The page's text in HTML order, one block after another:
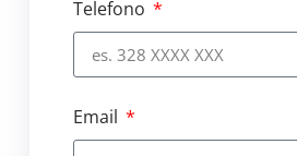
Telefono
Email